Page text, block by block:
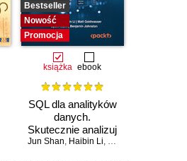
Bestseller
Nowość
Promocja
książka ebook
SQL dla analityków
danych.
Skutecznie analizuj
dane, wyciągaj
Jun Shan, Haibin Li, Matt Goldwasser